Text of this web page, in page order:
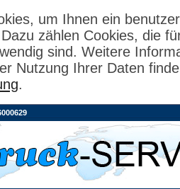
um Ihnen ein
zählen Cookies, die
sind. Weitere
Nutzung Ihrer Daten
.